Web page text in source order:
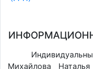
Михайлова